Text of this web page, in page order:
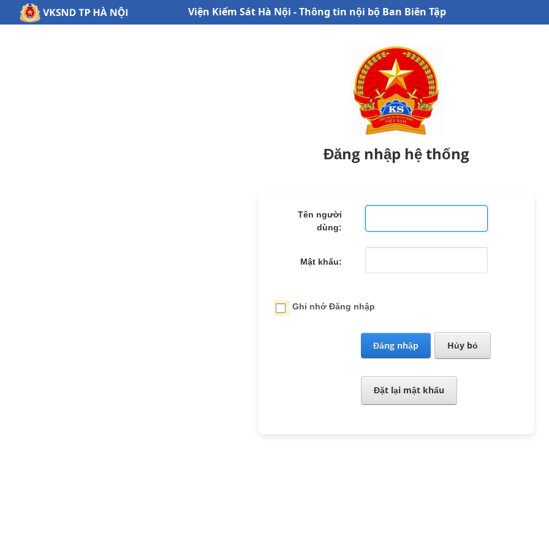
Viện Kiểm Sát Hà Nội - Thông tin nội bộ Ban Biên Tập
Đăng nhập hệ thống
Tên người
dùng:
Mật khẩu:
Ghi nhớ Đăng nhập
Đăng nhập Hủy bỏ
Đặt lại mật khẩu